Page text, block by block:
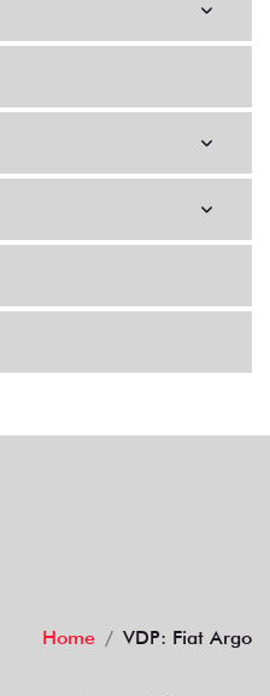
Home VDP: Fiat Argo